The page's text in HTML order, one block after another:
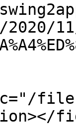
11/
files/